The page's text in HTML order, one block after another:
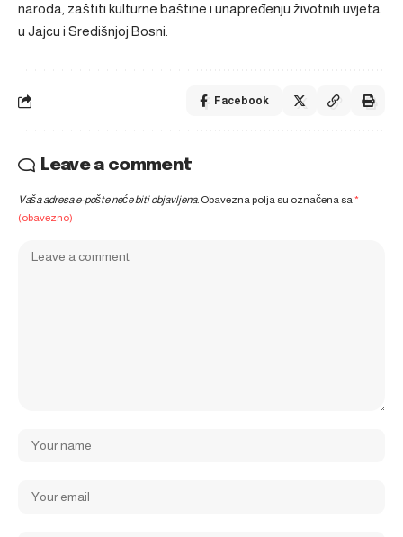
naroda, zaštiti kulturne baštine i unapređenju životnih uvjeta
u Jajcu i Središnjoj Bosni.
Facebook
Leave a comment
Vaša adresa e-pošte neće biti objavljena. Obavezna polja su označena sa*
(obavezno)